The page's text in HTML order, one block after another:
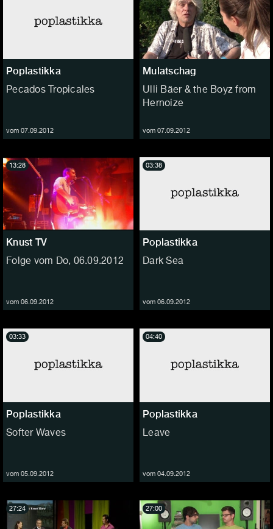
Poplastikka
Pecados Tropicales
vom 07.09.2012
Mulatschag
Ulli Bäer & the Boyz from
Hernoize
vom 07.09.2012
Knust TV
Folge vom Do, 06.09.2012
vom 06.09.2012
13:28
Poplastikka
Dark Sea
vom 06.09.2012
03:38
Poplastikka
Softer Waves
vom 05.09.2012
03:33
Poplastikka
Leave
vom 04.09.2012
04:40
27:24 27:00